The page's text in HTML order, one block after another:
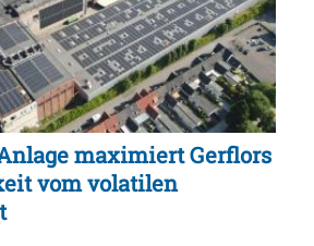
maximiert Gerflors
vom volatilen